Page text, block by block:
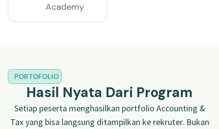
Academy
PORTOFOLIO
Hasil Nyata Dari Program
Setiap peserta menghasilkan portfolio Accounting &
Tax yang bisa langsung ditampilkan ke rekruter. Bukan